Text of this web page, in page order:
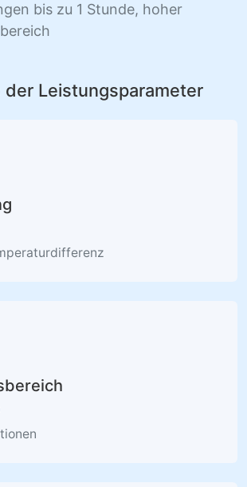
bis zu 1 Stunde, hoher
der Leistungsparameter